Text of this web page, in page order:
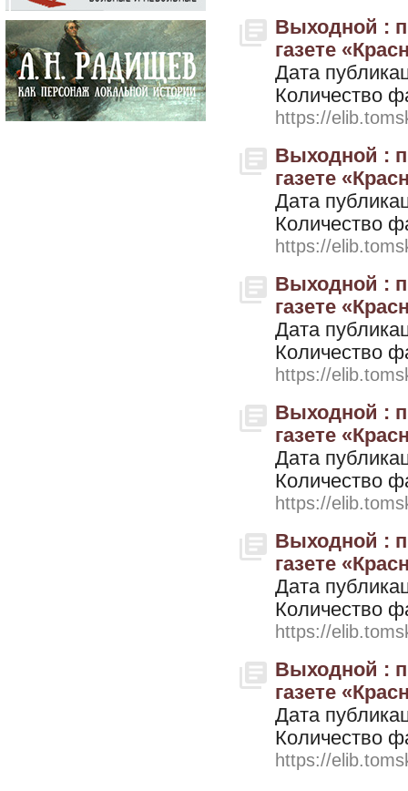
Выходной :
газете
Дата
Количество
https://
Выходной :
газете
Дата
Количество
https://
Выходной :
газете
Дата
Количество
https://
Выходной :
газете
Дата
Количество
https://
Выходной :
газете
Дата
Количество
https://
Выходной :
газете
Дата
Количество
https://